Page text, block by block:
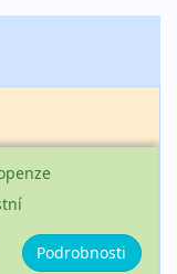
Podrobnosti